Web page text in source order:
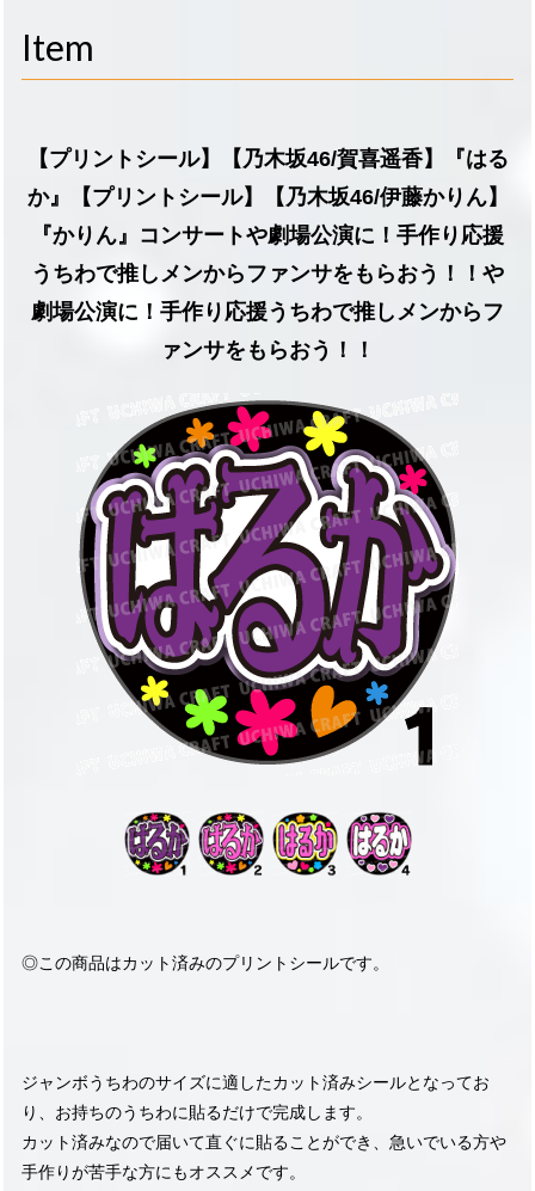
Item
【プリントシール】【乃木坂46/賀喜遥香】『はる
か』【プリントシール】【乃木坂46/伊藤かりん】
『かりん』コンサートや劇場公演に！手作り応援
うちわで推しメンからファンサをもらおう！！や
劇場公演に！手作り応援うちわで推しメンからフ
ァンサをもらおう！！
◎この商品はカット済みのプリントシールです。
ジャンボうちわのサイズに適したカット済みシールとなってお
り、お持ちのうちわに貼るだけで完成します。
カット済みなので届いて直ぐに貼ることができ、急いでいる方や
手作りが苦手な方にもオススメです。